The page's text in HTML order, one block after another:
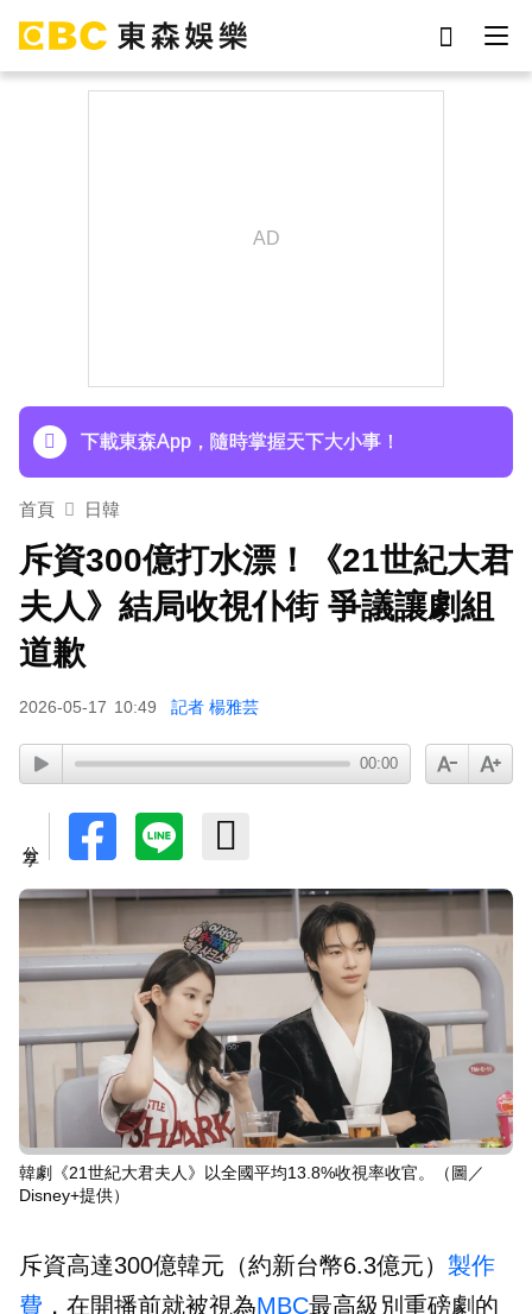
下載東森App，隨時掌握天下大小事！
首頁 日韓
斥資300億打水漂！《21世紀大君
夫人》結局收視仆街 爭議讓劇組
道歉
2026-05-17 10:49 記者 楊雅芸
00:00
韓劇《21世紀大君夫人》以全國平均13.8%收視率收官。（圖／
Disney+提供）
斥資高達300億韓元（約新台幣6.3億元） 製作
費 ，在開播前就被視為MBC最高級別重磅劇的